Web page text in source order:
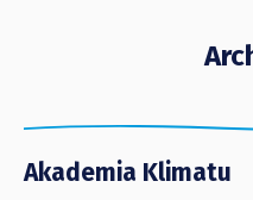
Akademia Klimatu